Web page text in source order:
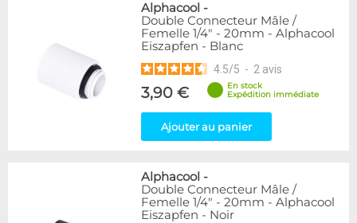
Alphacool -
Double Connecteur Mâle /
Femelle 1/4" - 20mm - Alphacool
Eiszapfen - Blanc
4.5/5 - 2 avis
3,90 €
En stock
Expédition immédiate
Ajouter au panier
Alphacool -
Double Connecteur Mâle /
Femelle 1/4" - 20mm - Alphacool
Eiszapfen - Noir